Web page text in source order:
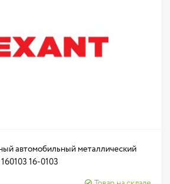
автомобильный металлический
16-0103